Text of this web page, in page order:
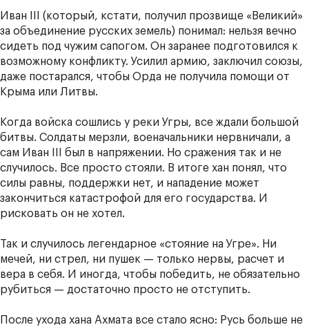
Иван III (который, кстати, получил прозвище «Великий»
за объединение русских земель) понимал: нельзя вечно
сидеть под чужим сапогом. Он заранее подготовился к
возможному конфликту. Усилил армию, заключил союзы,
даже постарался, чтобы Орда не получила помощи от
Крыма или Литвы.
Когда войска сошлись у реки Угры, все ждали большой
битвы. Солдаты мерзли, военачальники нервничали, а
сам Иван III был в напряжении. Но сражения так и не
случилось. Все просто стояли. В итоге хан понял, что
силы равны, поддержки нет, и нападение может
закончиться катастрофой для его государства. И
рисковать он не хотел.
Так и случилось легендарное «стояние на Угре». Ни
мечей, ни стрел, ни пушек — только нервы, расчет и
вера в себя. И иногда, чтобы победить, не обязательно
рубиться — достаточно просто не отступить.
После ухода хана Ахмата все стало ясно: Русь больше не